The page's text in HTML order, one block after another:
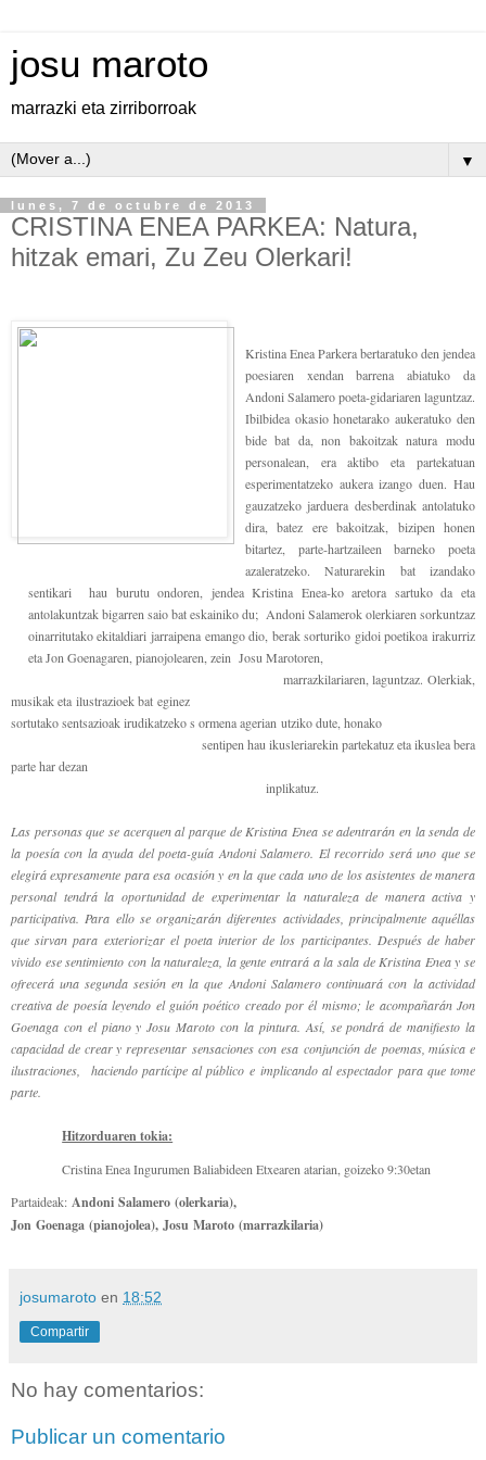
josu maroto
marrazki eta zirriborroak
▼
lunes, 7 de octubre de 2013
CRISTINA ENEA PARKEA: Natura,
hitzak emari, Zu Zeu Olerkari!
Kristina Enea Parkera bertaratuko den jendea
poesiaren xendan barrena abiatuko da
Andoni Salamero poeta-gidariaren laguntzaz.
Ibilbidea okasio honetarako aukeratuko den
bide bat da, non bakoitzak natura modu
personalean, era aktibo eta partekatuan
esperimentatzeko aukera izango duen. Hau
gauzatzeko jarduera desberdinak antolatuko
dira, batez ere bakoitzak, bizipen honen
bitartez, parte-hartzaileen barneko poeta
azaleratzeko. Naturarekin bat izandako
sentikari hau burutu ondoren, jendea Kristina Enea-ko aretora sartuko da eta
antolakuntzak bigarren saio bat eskainiko du; Andoni Salamerok olerkiaren sorkuntzaz
oinarritutako ekitaldiari jarraipena emango dio, berak sorturiko gidoi poetikoa irakurriz
eta Jon Goenagaren, pianojolearen, zein Josu Marotoren,
marrazkilariaren, laguntzaz. Olerkiak,
musikak eta ilustrazioek bat eginez
sortutako sentsazioak irudikatzeko s ormena agerian utziko dute, honako
sentipen hau ikusleriarekin partekatuz eta ikuslea bera
parte har dezan
inplikatuz.
Las personas que se acerquen al parque de Kristina Enea se adentrarán en la senda de
la poesía con la ayuda del poeta-guía Andoni Salamero. El recorrido será uno que se
elegirá expresamente para esa ocasión y en la que cada uno de los asistentes de manera
personal tendrá la oportunidad de experimentar la naturaleza de manera activa y
participativa. Para ello se organizarán diferentes actividades, principalmente aquéllas
que sirvan para exteriorizar el poeta interior de los participantes. Después de haber
vivido ese sentimiento con la naturaleza, la gente entrará a la sala de Kristina Enea y se
ofrecerá una segunda sesión en la que Andoni Salamero continuará con la actividad
creativa de poesía leyendo el guión poético creado por él mismo; le acompañarán Jon
Goenaga con el piano y Josu Maroto con la pintura. Así, se pondrá de manifiesto la
capacidad de crear y representar sensaciones con esa conjunción de poemas, música e
ilustraciones, haciendo partícipe al público e implicando al espectador para que tome
parte.
Hitzorduaren tokia:
Cristina Enea Ingurumen Baliabideen Etxearen atarian, goizeko 9:30etan
Partaideak: Andoni Salamero (olerkaria),
Jon Goenaga (pianojolea), Josu Maroto (marrazkilaria)
josumaroto en 18:52
Compartir
No hay comentarios:
Publicar un comentario